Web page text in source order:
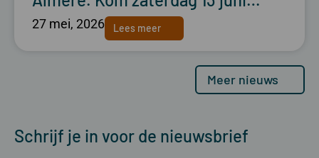
27 mei, 2026 Lees meer
Meer nieuws
Schrijf je in voor de nieuwsbrief